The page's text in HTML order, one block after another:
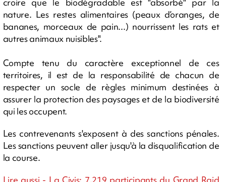
nature. Les restes alimentaires (peaux d’oranges, de
bananes, morceaux de pain...) nourrissent les rats et
autres animaux nuisibles".
Compte tenu du caractère exceptionnel de ces
territoires, il est de la responsabilité de chacun de
respecter un socle de règles minimum destinées à
assurer la protection des paysages et de la biodiversité
qui les occupent.
Les contrevenants s'exposent à des sanctions pénales.
Les sanctions peuvent aller jusqu'à la disqualification de
la course.